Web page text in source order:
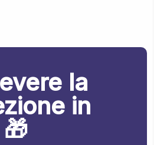
la
in